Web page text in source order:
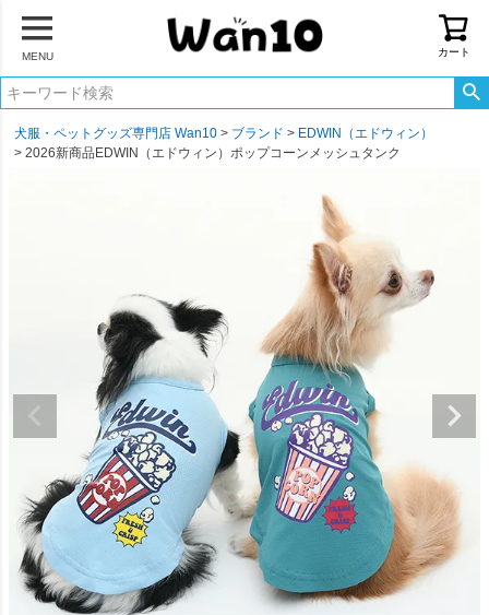
MENU カート
犬服・ペットグッズ専門店 Wan10 ブランド
EDWIN（エドウィン）
2026新商品EDWIN（エドウィン）ポップコーンメッシュタンク